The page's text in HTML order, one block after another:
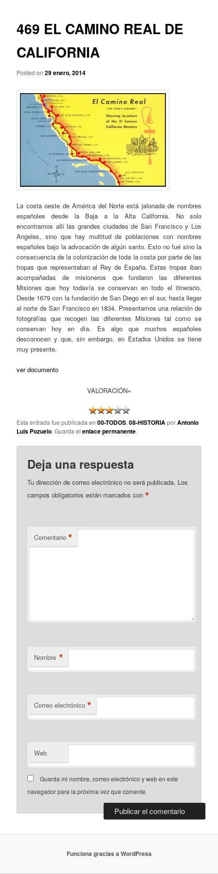
e
g
d
e
e
n
t
r
a
a
s
469 EL CAMINO REAL DE
CALIFORNIA
Posted on29 enero, 2014
La costa oeste de América del Norte está jalonada de nombres
españoles desde la Baja a la Alta California. No solo
encontramos allí las grandes ciudades de San Francisco y Los
Angeles, sino que hay multitud de poblaciones con nombres
españoles bajo la advocación de algún santo. Esto no fué sino la
consecuencia de la colonización de toda la costa por parte de las
tropas que representaban al Rey de España. Estas tropas iban
acompañadas de misioneros que fundaron las diferentes
Misiones que hoy todavía se conservan en todo el itinerario.
Desde 1679 con la fundación de San Diego en el sur, hasta llegar
al norte de San Francisco en 1834. Presentamos una relación de
fotografías que recogen las diferentes Misiones tal como se
conservan hoy en día. Es algo que muchos españoles
desconocen y que, sin embargo, en Estados Unidos se tiene
muy presente.
ver documento
VALORACIÓN=
Esta entrada fue publicada en00-TODOS,08-HISTORIAporAntonio
Luis Pozuelo. Guarda elenlace permanente.
Deja una respuesta
Tu dirección de correo electrónico no será publicada. Los
campos obligatorios están marcados con*
Comentario *
Nombre *
Correo electrónico *
Web
Guarda mi nombre, correo electrónico y web en este
navegador para la próxima vez que comente.
Funciona gracias a WordPress